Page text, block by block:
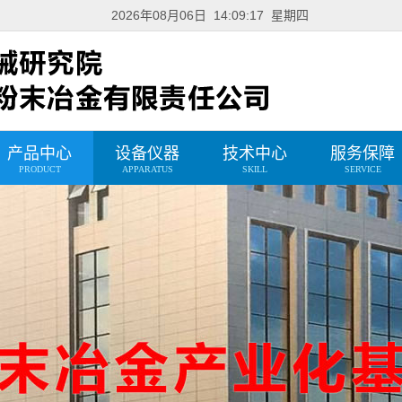
2026年08月06日 14:09:18 星期四
产品中心
PRODUCT
设备仪器
APPARATUS
技术中心
SKILL
服务保障
SERVICE